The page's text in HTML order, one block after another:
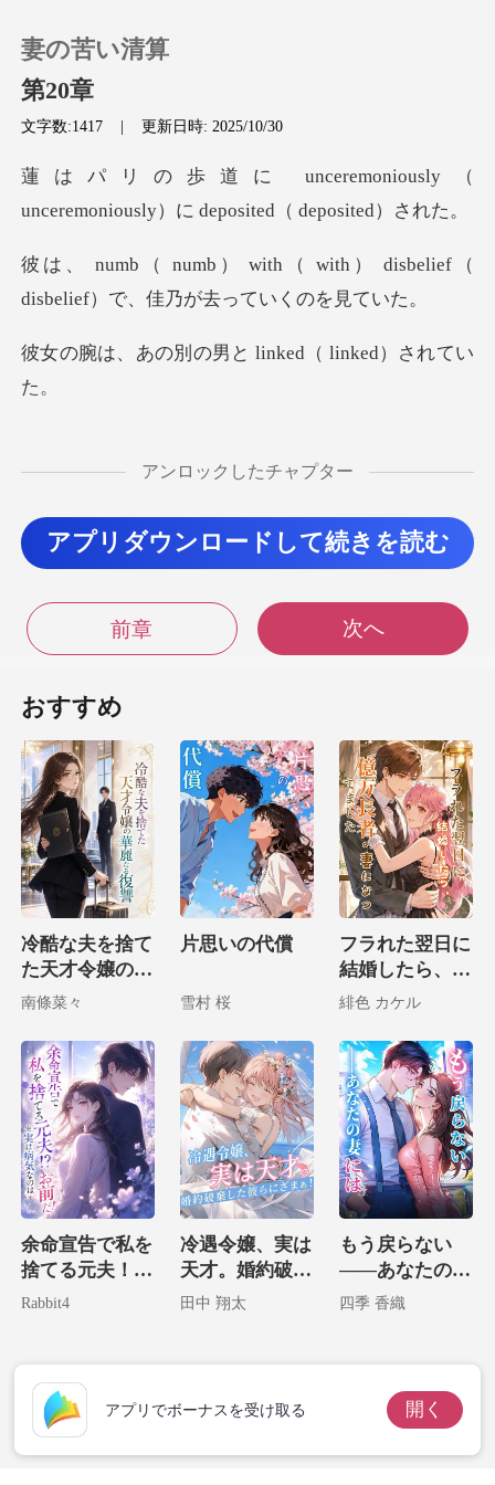
0
閲覧履歴
ログアウトします
妻の苦い清算
第20章
文字数:1417 |更新日時: 2025/10/30
y（
unceremoniously）に de
with） disbelief（
disbe
と linked（ l
haunting（ haunt
アンロックしたチャプター
アプリダウンロードして続きを読む
前章 次へ
おすすめ
冷酷な夫を捨て
た天才令嬢の華
麗なる復讐
南條菜々
片思いの代償
雪村 桜
フラれた翌日に
結婚したら、億
万長者の妻にな
緋色 カケル
余命宣告で私を
捨てる元夫！？
実は病気なのは
Rabbit4
冷遇令嬢、実は
天才。婚約破棄
した彼らにざま
田中 翔太
もう戻らない
――あなたの妻
には
四季 香織
アプリでボーナスを受け取る 開く